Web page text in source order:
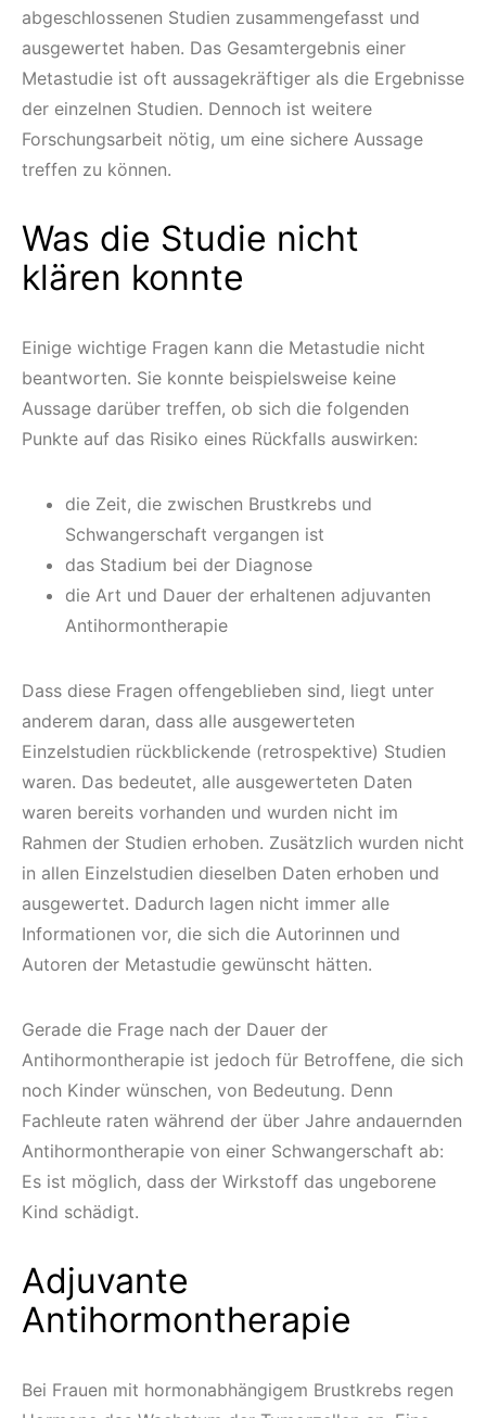
abgeschlossenen Studien zusammengefasst und
ausgewertet haben. Das Gesamtergebnis einer
Metastudie ist oft aussagekräftiger als die Ergebnisse
der einzelnen Studien. Dennoch ist weitere
Forschungsarbeit nötig, um eine sichere Aussage
treffen zu können.
Was die Studie nicht
klären konnte
Einige wichtige Fragen kann die Metastudie nicht
beantworten. Sie konnte beispielsweise keine
Aussage darüber treffen, ob sich die folgenden
Punkte auf das Risiko eines Rückfalls auswirken:
die Zeit, die zwischen Brustkrebs und
Schwangerschaft vergangen ist
das Stadium bei der Diagnose
die Art und Dauer der erhaltenen adjuvanten
Antihormontherapie
Dass diese Fragen offengeblieben sind, liegt unter
anderem daran, dass alle ausgewerteten
Einzelstudien rückblickende (retrospektive) Studien
waren. Das bedeutet, alle ausgewerteten Daten
waren bereits vorhanden und wurden nicht im
Rahmen der Studien erhoben. Zusätzlich wurden nicht
in allen Einzelstudien dieselben Daten erhoben und
ausgewertet. Dadurch lagen nicht immer alle
Informationen vor, die sich die Autorinnen und
Autoren der Metastudie gewünscht hätten.
Gerade die Frage nach der Dauer der
Antihormontherapie ist jedoch für Betroffene, die sich
noch Kinder wünschen, von Bedeutung. Denn
Fachleute raten während der über Jahre andauernden
Antihormontherapie von einer Schwangerschaft ab:
Es ist möglich, dass der Wirkstoff das ungeborene
Kind schädigt.
Adjuvante
Antihormontherapie
Bei Frauen mit hormonabhängigem Brustkrebs regen